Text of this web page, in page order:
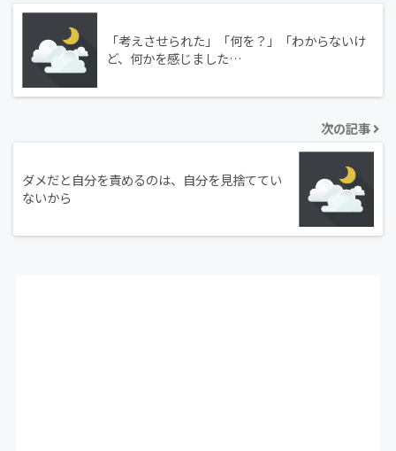
「考えさせられた」「何を？」「わからないけ
ど、何かを感じました…
次の記事
ダメだと自分を責めるのは、自分を見捨ててい
ないから